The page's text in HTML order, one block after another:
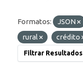
Formatos: JSON
rural
crédito
Filtrar Resultados